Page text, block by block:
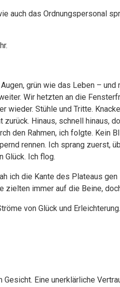
auch das Ordnungspersonal
grün wie das Leben – und
Wir hetzten an die
wieder. Stühle und Tritte.
Hinaus, schnell hinaus,
den Rahmen, ich folgte. Kein
rennen. Ich sprang zuerst,
Glück. Ich flog.
ich die Kante des Plateaus
zielten immer auf die Beine,
von Glück und
Eine unerklärliche